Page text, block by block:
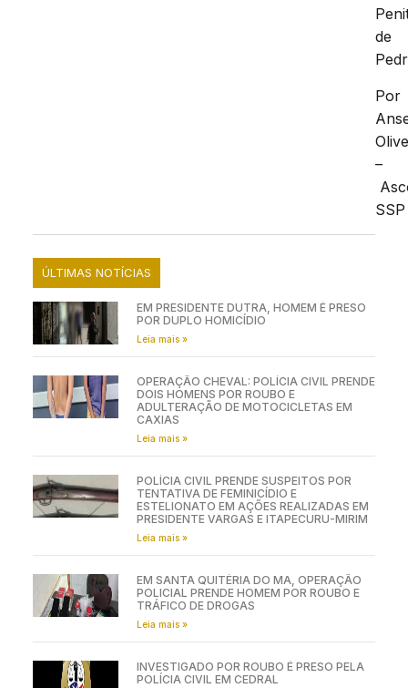
de
Por
–
SSP
ÚLTIMAS NOTÍCIAS
EM PRESIDENTE DUTRA, HOMEM É PRESO
POR DUPLO HOMICÍDIO
Leia mais »
OPERAÇÃO CHEVAL: POLÍCIA CIVIL PRENDE
DOIS HOMENS POR ROUBO E
ADULTERAÇÃO DE MOTOCICLETAS EM
CAXIAS
Leia mais »
POLÍCIA CIVIL PRENDE SUSPEITOS POR
TENTATIVA DE FEMINICÍDIO E
ESTELIONATO EM AÇÕES REALIZADAS EM
PRESIDENTE VARGAS E ITAPECURU-MIRIM
Leia mais »
EM SANTA QUITÉRIA DO MA, OPERAÇÃO
POLICIAL PRENDE HOMEM POR ROUBO E
TRÁFICO DE DROGAS
Leia mais »
INVESTIGADO POR ROUBO É PRESO PELA
POLÍCIA CIVIL EM CEDRAL